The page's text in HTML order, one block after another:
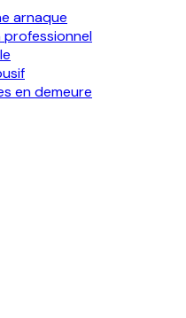
arnaque
professionnel
en demeure